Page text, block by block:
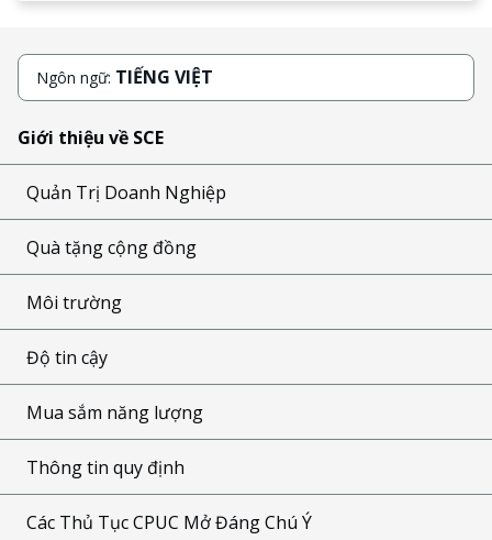
Ngôn ngữ: TIẾNG VIỆT
Giới thiệu về SCE
Quản Trị Doanh Nghiệp
Quà tặng cộng đồng
Môi trường
Độ tin cậy
Mua sắm năng lượng
Thông tin quy định
Các Thủ Tục CPUC Mở Đáng Chú Ý